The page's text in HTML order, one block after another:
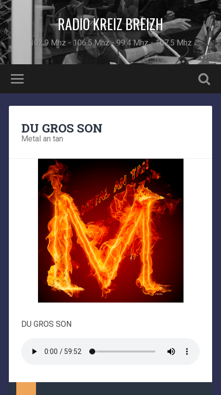
RADIO KREIZ BREIZH
102.9 Mhz - 106.5 Mhz - 99.4 Mhz - 107.5 Mhz
DU GROS SON
Metal an tan
DU GROS SON